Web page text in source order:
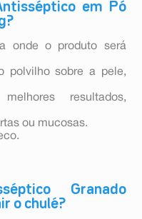
em Pó
onde o produto será
polvilho sobre a pele,
resultados,
ou mucosas.
Granado
o chulé?